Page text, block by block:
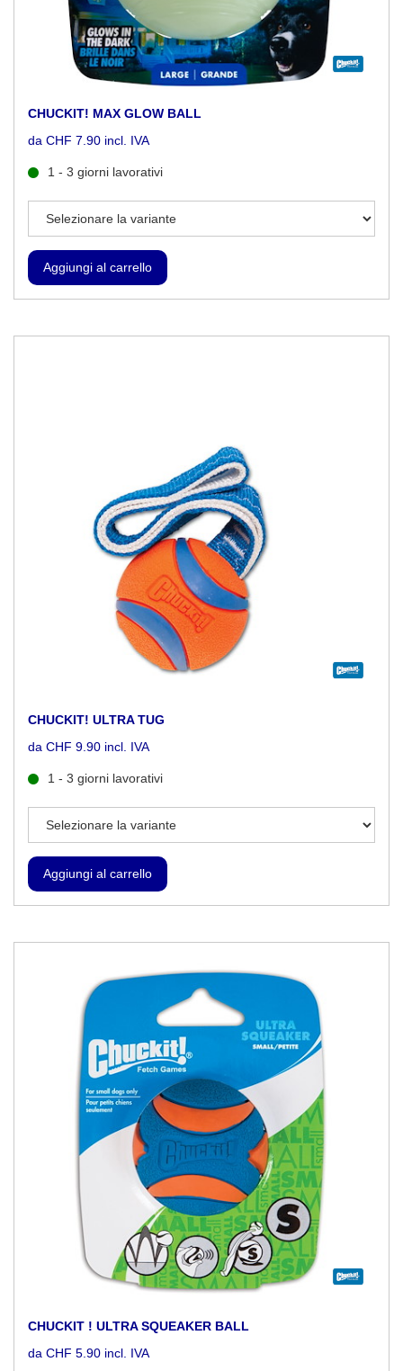
CHUCKIT! MAX GLOW BALL
da CHF 7.90 incl. IVA
1 - 3 giorni lavorativi
CHUCKIT! ULTRA TUG
da CHF 9.90 incl. IVA
1 - 3 giorni lavorativi
CHUCKIT ! ULTRA SQUEAKER BALL
da CHF 5.90 incl. IVA